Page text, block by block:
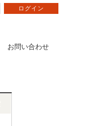
お問い合わせ
ログイン